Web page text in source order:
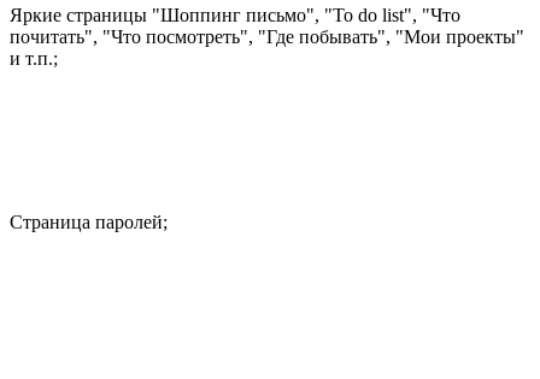
Яркие страницы "Шоппинг письмо", "To do list", "Что
почитать", "Что посмотреть", "Где побывать", "Мои проекты"
и т.п.;
Страница паролей;